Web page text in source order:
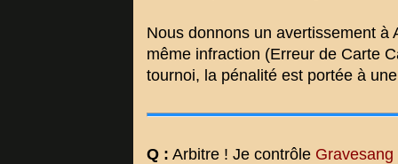
Nous donnons un avertissement à
même infraction (Erreur de Carte
tournoi, la pénalité est portée à
Q : Arbitre ! Je contrôle